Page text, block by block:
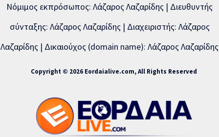
Νόμιμος εκπρόσωπος: Λάζαρος Λαζαρίδης | Διευθυντής
σύνταξης: Λάζαρος Λαζαρίδης | Διαχειριστής: Λάζαρος
Λαζαρίδης | Δικαιούχος (domain name): Λάζαρος Λαζαρίδης
Copyright © 2026 Eordaialive.com, All Rights Reserved